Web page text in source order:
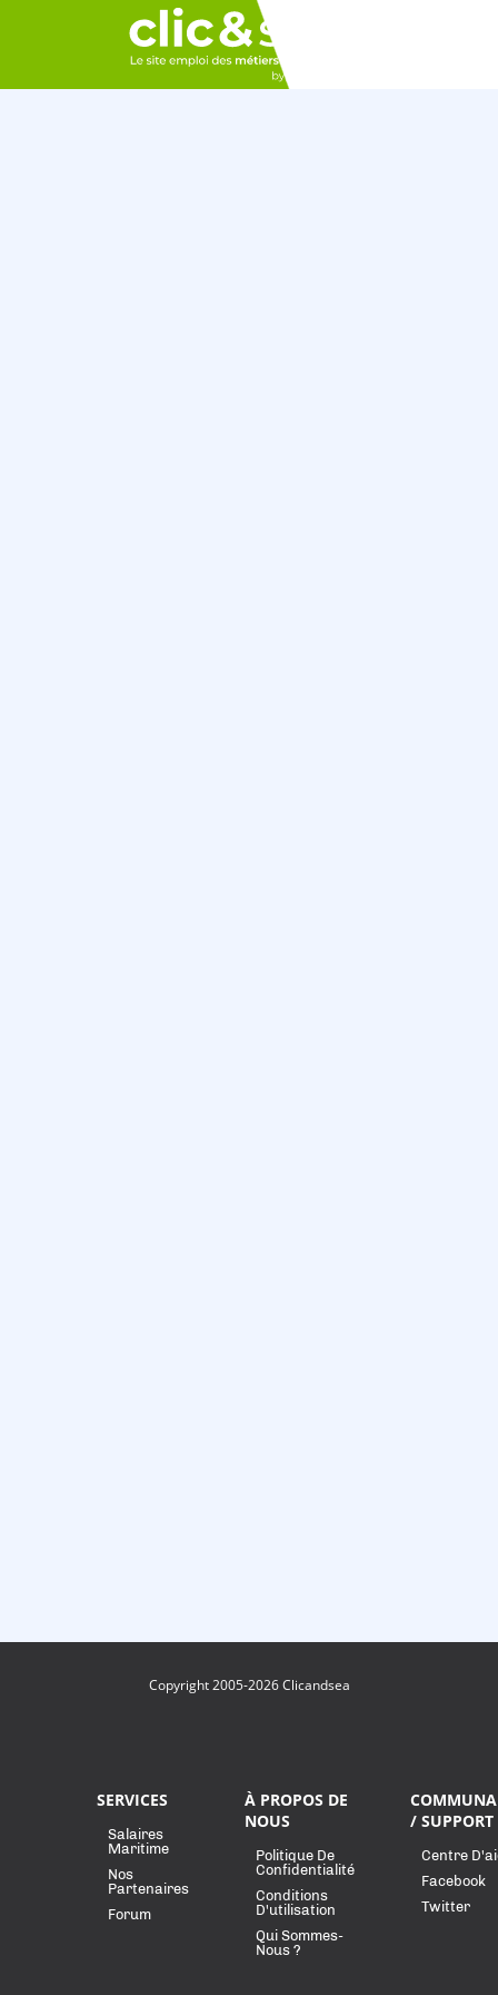
Copyright 2005-2026 Clicandsea
SERVICES
Salaires
Maritime
Nos
Partenaires
Forum
À PROPOS DE
NOUS
Politique De
Confidentialité
Conditions
D'utilisation
Qui Sommes-
Nous ?
/ SUPPORT
Centre
Facebook
Twitter